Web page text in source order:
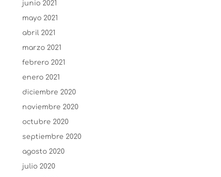
junio 2021
mayo 2021
abril 2021
marzo 2021
febrero 2021
enero 2021
diciembre 2020
noviembre 2020
octubre 2020
septiembre 2020
agosto 2020
julio 2020